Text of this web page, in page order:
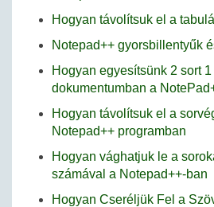
Hogyan távolítsuk el a
Notepad++ gyorsbillentyűk
Hogyan egyesítsünk 2 sort
dokumentumban a
Hogyan távolítsuk el a
Notepad++ programban
Hogyan vághatjuk le a
számával a Notepad++-ban
Hogyan Cseréljük Fel a